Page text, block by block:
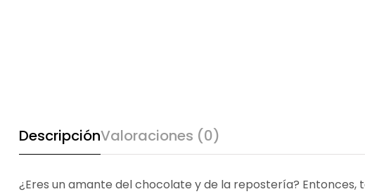
DescripciónValoraciones (0)
¿Eres un amante del chocolate y de la repostería?